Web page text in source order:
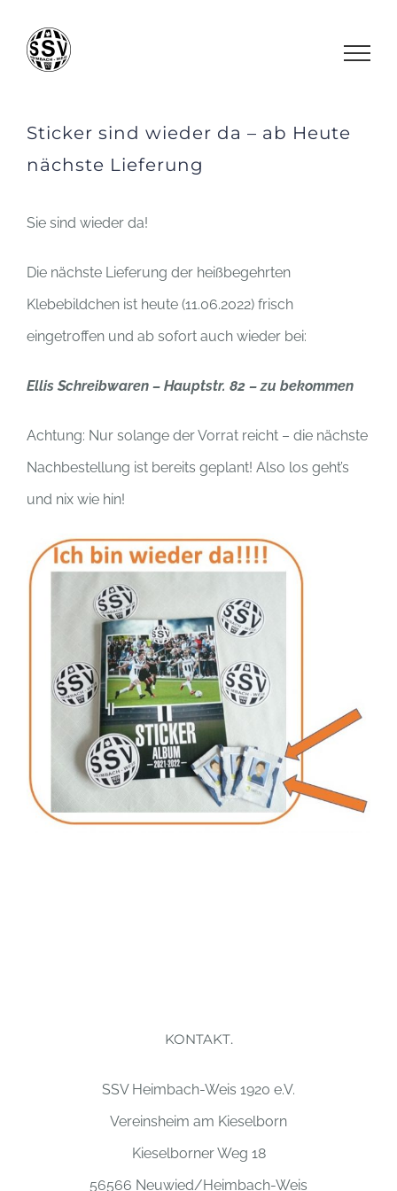
Inhalt
Sticker sind wieder da – ab Heute
nächste Lieferung
Sie sind wieder da!
Die nächste Lieferung der heißbegehrten
Klebebildchen ist heute (11.06.2022) frisch
eingetroffen und ab sofort auch wieder bei:
Ellis Schreibwaren – Hauptstr. 82 – zu bekommen
Achtung: Nur solange der Vorrat reicht – die nächste
Nachbestellung ist bereits geplant! Also los geht’s
und nix wie hin!
KONTAKT.
SSV Heimbach-Weis 1920 e.V.
Vereinsheim am Kieselborn
Kieselborner Weg 18
56566 Neuwied/Heimbach-Weis